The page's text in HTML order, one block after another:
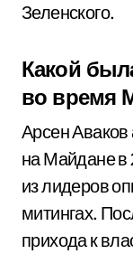
Зеленского.
Какой
во время
Арсен Аваков
на Майдане в
из лидеров
митингах.
прихода к